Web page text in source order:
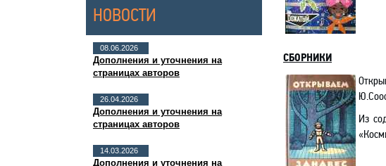
НОВОСТИ
08.06.2026
Дополнения и уточнения на
страницах авторов
26.04.2026
Дополнения и уточнения на
страницах авторов
14.03.2026
Дополнения и уточнения на
СБОРНИКИ
Из